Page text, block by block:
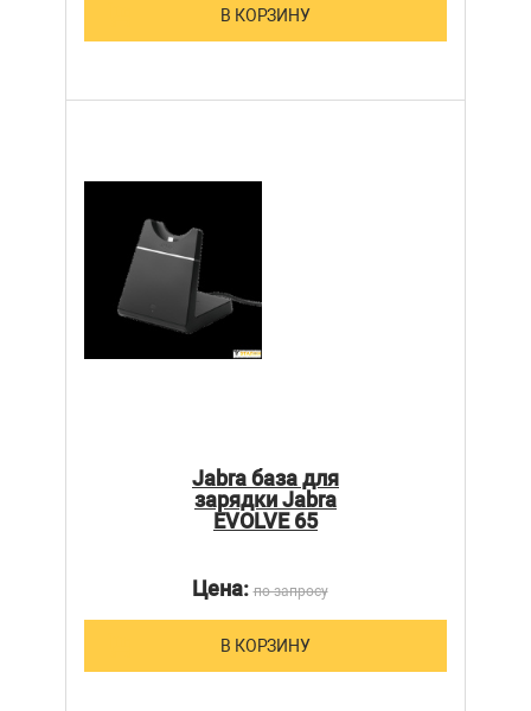
В КОРЗИНУ
Jabra база для
зарядки Jabra
EVOLVE 65
Цена:по запросу
В КОРЗИНУ